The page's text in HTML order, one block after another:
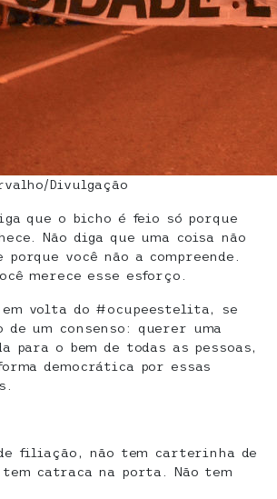
Divulgação
que o bicho é feio só porque
Não diga que uma coisa não
você não a compreende.
merece esse esforço.
em volta do #ocupeestelita, se
de um consenso: querer uma
para o bem de todas as pessoas,
democrática por essas
filiação, não tem carterinha de
catraca na porta. Não tem